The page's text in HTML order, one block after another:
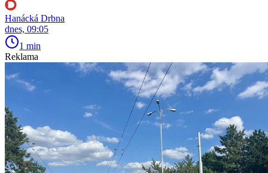
Hanácká Drbna
dnes, 09:05
1 min
Reklama